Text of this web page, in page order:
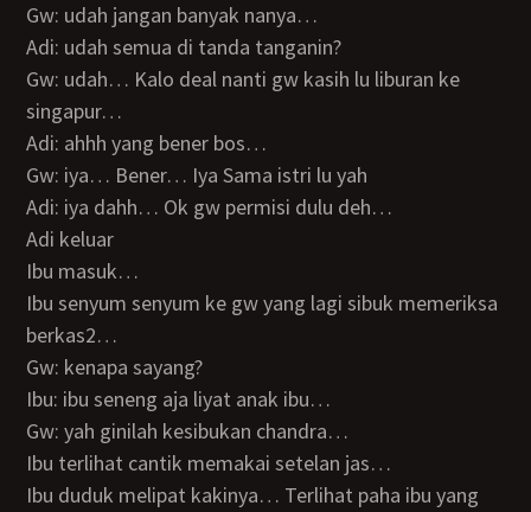
Gw: udah jangan banyak nanya…
Adi: udah semua di tanda tanganin?
Gw: udah… Kalo deal nanti gw kasih lu liburan ke
singapur…
Adi: ahhh yang bener bos…
Gw: iya… Bener… Iya Sama istri lu yah
Adi: iya dahh… Ok gw permisi dulu deh…
Adi keluar
Ibu masuk…
Ibu senyum senyum ke gw yang lagi sibuk memeriksa
berkas2…
Gw: kenapa sayang?
Ibu: ibu seneng aja liyat anak ibu…
Gw: yah ginilah kesibukan chandra…
Ibu terlihat cantik memakai setelan jas…
Ibu duduk melipat kakinya… Terlihat paha ibu yang